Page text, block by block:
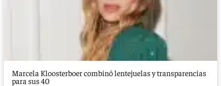
Marcela Kloosterboer combinó lentejuelas y transparencias
para sus 40